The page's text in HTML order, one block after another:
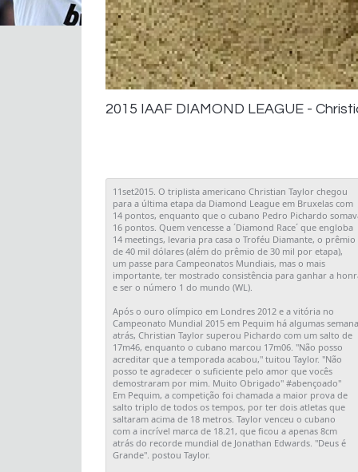
2015 IAAF DIAMOND LEAGUE -
11set2015. O triplista americano Christian Taylor chegou
para a última etapa da Diamond League em Bruxelas com
14 pontos, enquanto que o cubano Pedro Pichardo
16 pontos. Quem vencesse a ´Diamond Race´ que engloba
14 meetings, levaria pra casa o Troféu Diamante, o prêmio
de 40 mil dólares (além do prêmio de 30 mil por etapa),
um passe para Campeonatos Mundiais, mas o mais
importante, ter mostrado consistência para ganhar a
e ser o número 1 do mundo (WL).
Após o ouro olímpico em Londres 2012 e a vitória no
Campeonato Mundial 2015 em Pequim há algumas
atrás, Christian Taylor superou Pichardo com um salto de
17m46, enquanto o cubano marcou 17m06. "Não posso
acreditar que a temporada acabou," tuitou Taylor. "Não
posso te agradecer o suficiente pelo amor que vocês
demostraram por mim. Muito Obrigado" #abençoado"
Em Pequim, a competição foi chamada a maior prova de
salto triplo de todos os tempos, por ter dois atletas que
saltaram acima de 18 metros. Taylor venceu o cubano
com a incrível marca de 18.21, que ficou a apenas 8cm
atrás do recorde mundial de Jonathan Edwards. "Deus é
Grande". postou Taylor.